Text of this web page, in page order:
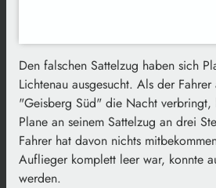
Den falschen Sattelzug haben sich
Lichtenau ausgesucht. Als der
"Geisberg Süd" die Nacht verbringt,
Plane an seinem Sattelzug an drei
Fahrer hat davon nichts
Auflieger komplett leer war, konnte
werden.